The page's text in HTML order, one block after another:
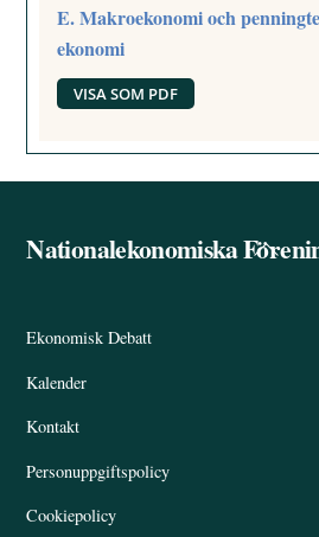
E. Makroekonomi och
ekonomi
VISA SOM PDF
Back
Nationalekonomiska
Ekonomisk Debatt
Kalender
Kontakt
Personuppgiftspolicy
Cookiepolicy